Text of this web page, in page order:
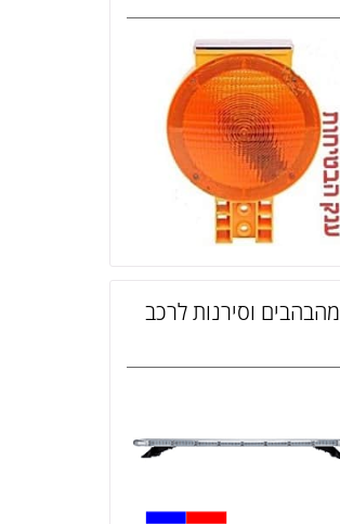
מהבהבים וסירנות לרכב